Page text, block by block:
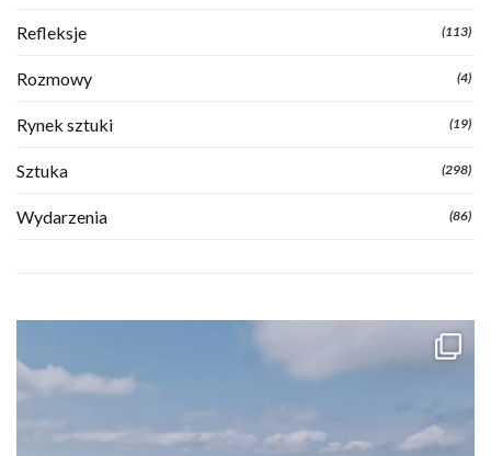
Refleksje (113)
Rozmowy (4)
Rynek sztuki (19)
Sztuka (298)
Wydarzenia (86)